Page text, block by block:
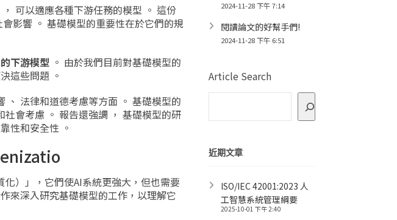
可以適應各種下游任務的模型 。 這份
影響 。 基礎模型的重要性在於它們的規
下游模型 。 由於我們目前對基礎模型的
這些問題 。
、 法律和道德考慮等方面 。 基礎模型的
會考慮 。 報告還強調 ， 基礎模型的研
性和安全性 。
）」，它們使AI系統更強大，但也需要
來深入研究基礎模型的工作，以理解它
2024-11-28 下午 7:14
閱讀論文的好幫手們!
2024-11-28 下午 6:51
Article Search
近期文章
ISO/IEC 42001:2023 人
工智慧系統管理綱要
2025-10-01 下午 2:40